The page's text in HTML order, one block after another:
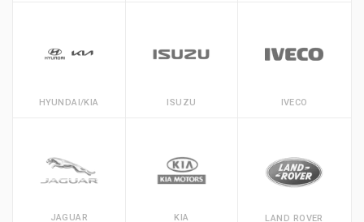
HYUNDAI/KIA ISUZU IVECO
JAGUAR KIA LAND ROVER